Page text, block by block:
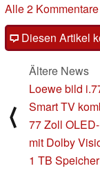
Alle 2
Diesen Artikel
⟨
Ältere News
Loewe bild
Smart TV
77 Zoll
mit Dolby
1 TB Speicher